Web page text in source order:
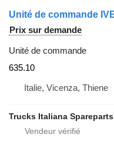
Prix sur demande
Unité de commande
635.10
Italie, Vicenza, Thiene
Trucks Italiana Spareparts